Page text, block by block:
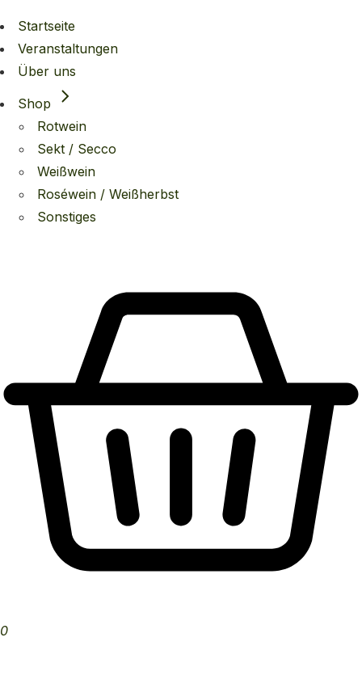
Startseite
Veranstaltungen
Über uns
Shop
Rotwein
Sekt / Secco
Weißwein
Roséwein / Weißherbst
Sonstiges
0